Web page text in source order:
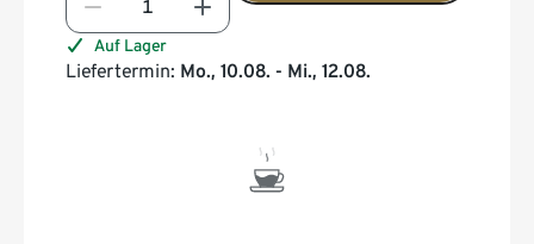
Auf Lager
Liefertermin: Mo., 10.08. - Mi., 12.08.